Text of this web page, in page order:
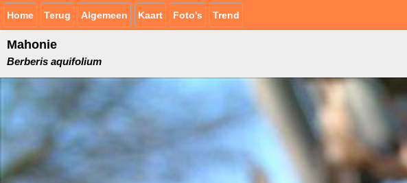
Home Terug Algemeen Kaart Foto's Trend
Mahonie
Berberis aquifolium